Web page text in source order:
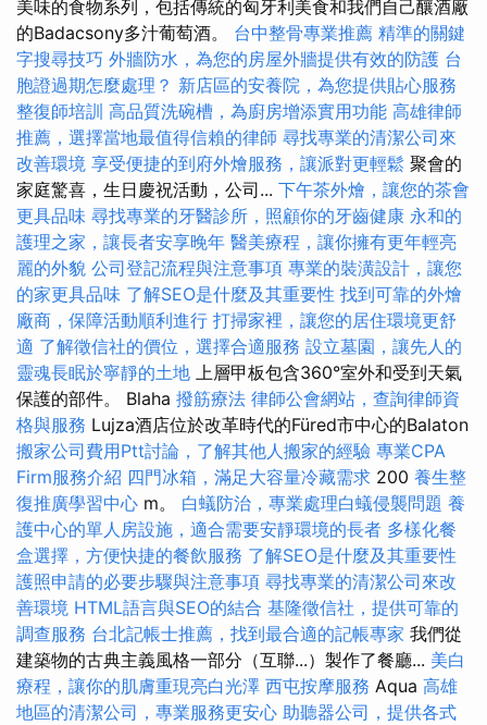
美味的食物系列，包括傳統的匈牙利美食和我們自己釀酒廠
的Badacsony多汁葡萄酒。 台中整骨專業推薦 精準的關鍵
字搜尋技巧 外牆防水，為您的房屋外牆提供有效的防護 台
胞證過期怎麼處理？ 新店區的安養院，為您提供貼心服務
整復師培訓 高品質洗碗槽，為廚房增添實用功能 高雄律師
推薦，選擇當地最值得信賴的律師 尋找專業的清潔公司來
改善環境 享受便捷的到府外燴服務，讓派對更輕鬆 聚會的
家庭驚喜，生日慶祝活動，公司... 下午茶外燴，讓您的茶會
更具品味 尋找專業的牙醫診所，照顧你的牙齒健康 永和的
護理之家，讓長者安享晚年 醫美療程，讓你擁有更年輕亮
麗的外貌 公司登記流程與注意事項 專業的裝潢設計，讓您
的家更具品味 了解SEO是什麼及其重要性 找到可靠的外燴
廠商，保障活動順利進行 打掃家裡，讓您的居住環境更舒
適 了解徵信社的價位，選擇合適服務 設立墓園，讓先人的
靈魂長眠於寧靜的土地 上層甲板包含360°室外和受到天氣
保護的部件。 Blaha 撥筋療法 律師公會網站，查詢律師資
格與服務 Lujza酒店位於改革時代的Füred市中心的Balaton
搬家公司費用Ptt討論，了解其他人搬家的經驗 專業CPA
Firm服務介紹 四門冰箱，滿足大容量冷藏需求 200 養生整
復推廣學習中心 m。 白蟻防治，專業處理白蟻侵襲問題 養
護中心的單人房設施，適合需要安靜環境的長者 多樣化餐
盒選擇，方便快捷的餐飲服務 了解SEO是什麼及其重要性
護照申請的必要步驟與注意事項 尋找專業的清潔公司來改
善環境 HTML語言與SEO的結合 基隆徵信社，提供可靠的
調查服務 台北記帳士推薦，找到最合適的記帳專家 我們從
建築物的古典主義風格一部分（互聯...）製作了餐廳... 美白
療程，讓你的肌膚重現亮白光澤 西屯按摩服務 Aqua 高雄
地區的清潔公司，專業服務更安心 助聽器公司，提供各式